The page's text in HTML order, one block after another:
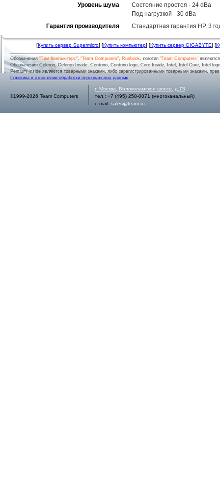
Уровень шума
Состояние простоя - 24 dBa
Под нагрузкой - 30 dBa
Гарантия производителя
Стандартная гарантия HP, 3
[Купить сервер Supermicro] [Купить компьютер] [Купить сервер GIGABYTE] [
Обозначения"Тим Компьютерс", "Team Computers", Runbook, логотип "Team Computers"
Обозначения Celeron, Celeron Inside, Centrino, Centrino logo, Core Inside, Intel, Intel Core, Intel
Pentium Inside являются товарными знаками, либо зарегистрированными товарными знаками,
Политика в отношении обработки персональных данных
©1999-2026 Team Computers
г. Москва
Волоколамское шоссе, д.73
тел.: +7 (495) 258-0071 (многоканальный)
e-mail: sales@team.ru